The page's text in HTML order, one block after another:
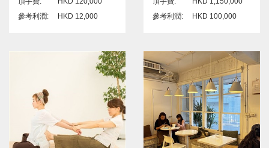
參考利潤:
HKD 12,000
參考利潤:
HKD 100,000